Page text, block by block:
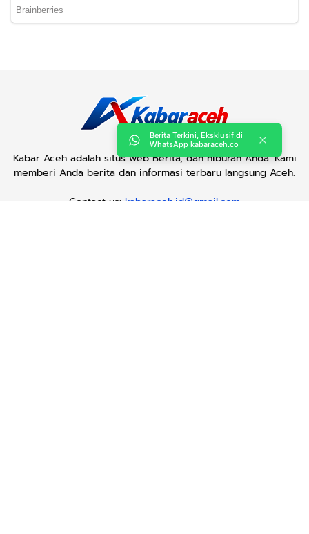
Kabar Aceh adalah situs web Berita, dan hiburan Anda. Kami
memberi Anda berita dan informasi terbaru langsung Aceh.
Contact us: kabaraceh.id@gmail.com
Berita Terkini, Eksklusif di
WhatsApp kabaraceh.co